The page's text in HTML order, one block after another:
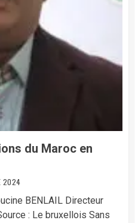
du Maroc en
2024
BENLAIL Directeur
: Le bruxellois Sans